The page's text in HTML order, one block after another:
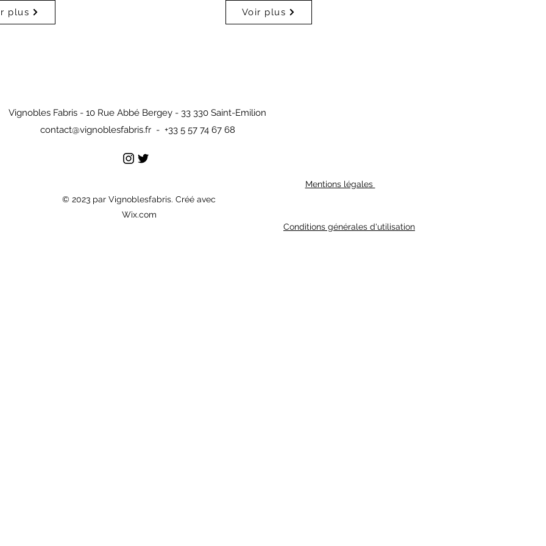
plus Voir plus
Vignobles Fabris - 10 Rue Abbé Bergey - 33 330 Saint-Emilion
contact@vignoblesfabris.fr- +33 5 57 74 67 68
Mentions légales
© 2023 par Vignoblesfabris. Créé avec
Wix.com
Conditions générales d'utilisation